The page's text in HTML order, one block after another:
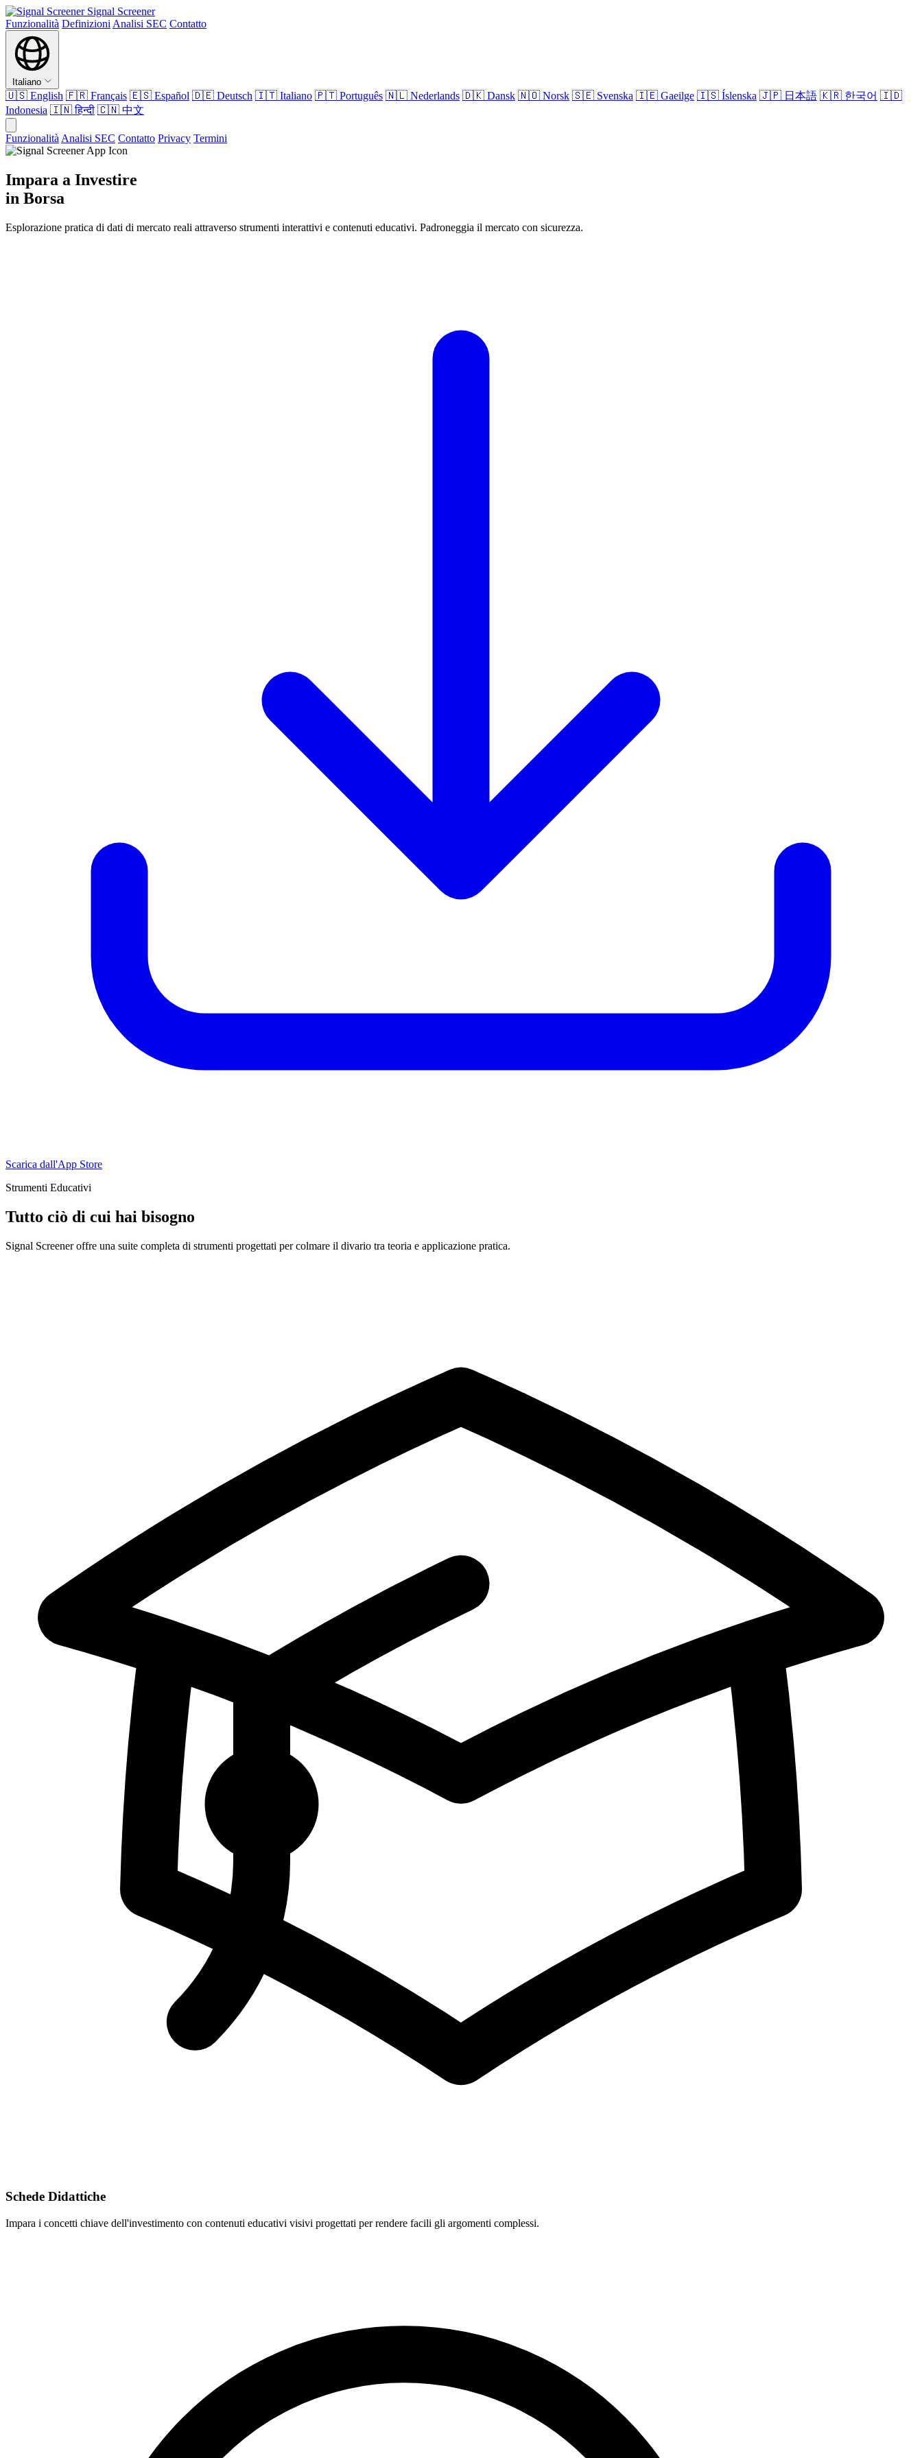
Signal Screener
Funzionalità Definizioni Analisi SEC Contatto
Italiano
🇺🇸 English 🇫🇷 Français 🇪🇸 Español 🇩🇪 Deutsch 🇮🇹 Italiano 🇵🇹 Português 🇳🇱 Nederlands 🇩🇰 Dansk 🇳🇴 Norsk 🇸🇪 Svenska 🇮🇪 Gaeilge 🇮🇸 Íslenska 🇯🇵 日本語 🇰🇷 한국어 🇮🇩
Indonesia 🇮🇳हिन्दी 🇨🇳 中文
Funzionalità Analisi SEC Contatto Privacy Termini
Impara a Investire
in Borsa
Esplorazione pratica di dati di mercato reali attraverso strumenti interattivi e contenuti educativi. Padroneggia il mercato con sicurezza.
Scarica dall'App Store
Strumenti Educativi
Tutto ciò di cui hai bisogno
Signal Screener offre una suite completa di strumenti progettati per colmare il divario tra teoria e applicazione pratica.
Schede Didattiche
Impara i concetti chiave dell'investimento con contenuti educativi visivi progettati per rendere facili gli argomenti complessi.